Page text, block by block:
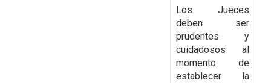
Los Jueces
deben ser
prudentes y
cuidadosos al
momento de
establecer la